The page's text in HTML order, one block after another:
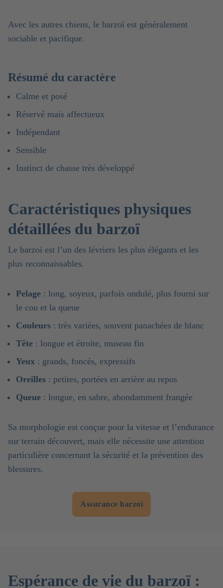
Avec les autres chiens, le barzoï est généralement
sociable et pacifique.
Résumé du caractère
Calme et posé
Réservé mais affectueux
Indépendant
Sensible
Instinct de chasse très développé
Caractéristiques physiques
détaillées du barzoï
Le barzoï est l’un des lévriers les plus élégants et les
plus reconnaissables.
Pelage : long, soyeux, parfois ondulé, plus fourni sur
le cou et la queue
Couleurs : très variées, souvent panachées de blanc
Tête : longue et étroite, museau fin
Yeux : grands, foncés, expressifs
Oreilles : petites, portées en arrière au repos
Queue : longue, en sabre, abondamment frangée
Sa morphologie est conçue pour la vitesse et l’endurance
sur terrain découvert, mais elle nécessite une attention
particulière concernant la sécurité et la prévention des
blessures.
Assurance barzoi
Espérance de vie du barzoï :